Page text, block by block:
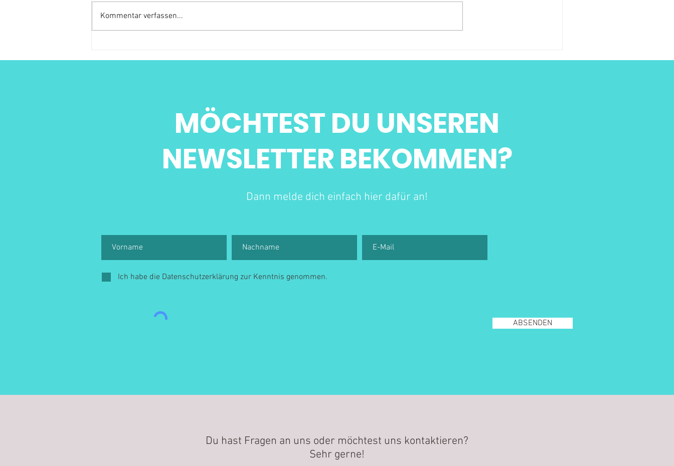
Kommentar verfassen...
MÖCHTEST DU UNSEREN
NEWSLETTER BEKOMMEN?
Dann melde dich einfach hier dafür an!
Ich habe die Datenschutzerklärung zur Kenntnis genommen.
ABSENDEN
Du hast Fragen an uns oder möchtest uns kontaktieren?
Sehr gerne!